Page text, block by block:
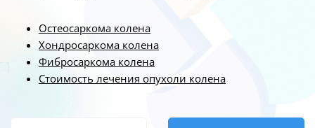
Остеосаркома колена
Хондросаркома колена
Фибросаркома колена
Стоимость лечения опухоли колена